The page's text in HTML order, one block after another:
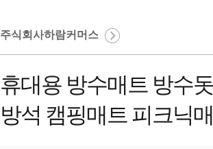
주식회사하람커머스
휴대용 방수매트 방수
방석 캠핑매트 피크닉